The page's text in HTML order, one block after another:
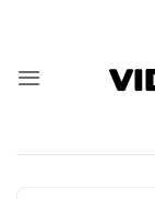
dung